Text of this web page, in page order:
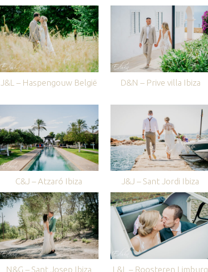
J&L – Haspengouw België D&N – Prive villa Ibiza
C&J – Atzaró Ibiza J&J – Sant Jordi Ibiza
N&G – Sant Josep Ibiza L&L – Roosteren Limburg